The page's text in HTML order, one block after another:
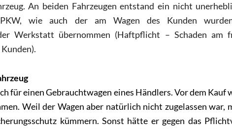
An beiden Fahrzeugen entstand ein nicht
wie auch der am Wagen des Kunden
Werkstatt übernommen (Haftpflicht – Schaden am
für einen Gebrauchtwagen eines Händlers. Vor dem Kauf
Weil der Wagen aber natürlich nicht zugelassen war,
kümmern. Sonst hätte er gegen das